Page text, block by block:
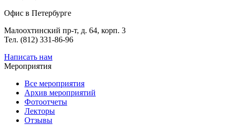
Офис в Петербурге
Малоохтинский пр-т, д. 64, корп. 3
Тел. (812) 331-86-96
Написать нам
Мероприятия
Все мероприятия
Архив мероприятий
Фотоотчеты
Лекторы
Отзывы